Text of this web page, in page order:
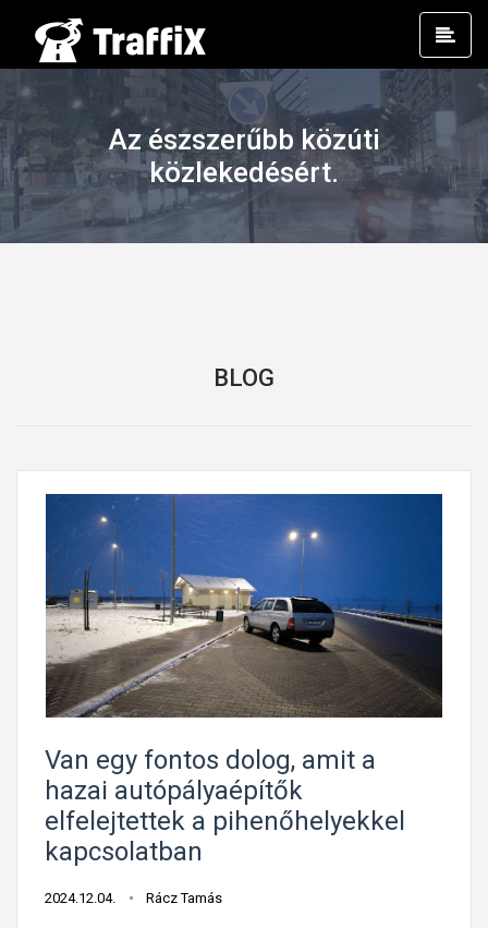
Az észszerűbb közúti
közlekedésért.
BLOG
Van egy fontos dolog, amit a
hazai autópályaépítők
elfelejtettek a pihenőhelyekkel
kapcsolatban
2024.12.04. Rácz Tamás